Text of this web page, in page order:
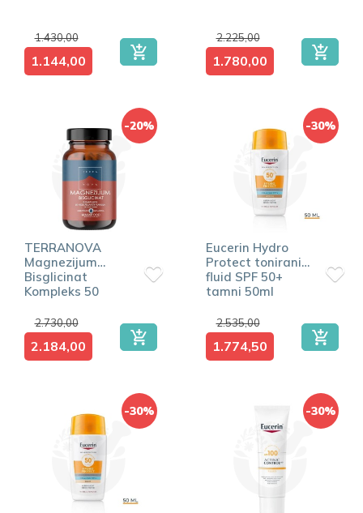
1.430,00
1.144,00
2.225,00
1.780,00
-20%
TERRANOVA
Magnezijum
Bisglicinat
Kompleks 50
2.730,00
2.184,00
-30%
Eucerin Hydro
Protect tonirani
fluid SPF 50+
tamni 50ml
2.535,00
1.774,50
-30% -30%